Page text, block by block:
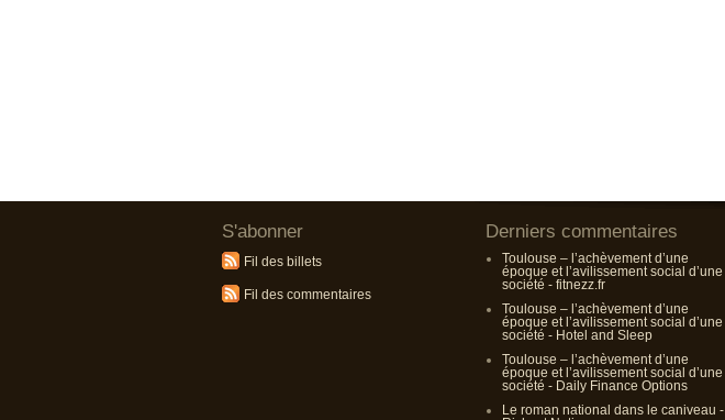
S'abonner
Fil des billets
Fil des commentaires
Derniers commentaires
Toulouse – l’achèvement d’une
époque et l’avilissement social d’une
société - fitnezz.fr
Toulouse – l’achèvement d’une
époque et l’avilissement social d’une
société - Hotel and Sleep
Toulouse – l’achèvement d’une
époque et l’avilissement social d’une
société - Daily Finance Options
Le roman national dans le caniveau -